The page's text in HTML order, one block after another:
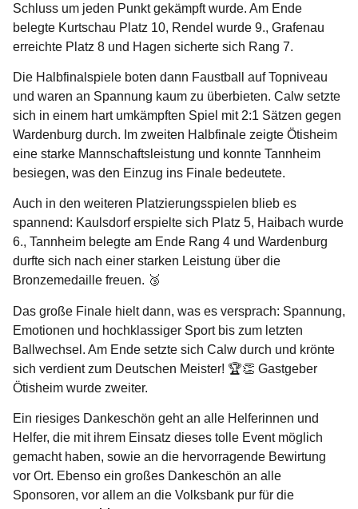
Schluss um jeden Punkt gekämpft wurde. Am Ende
belegte Kurtschau Platz 10, Rendel wurde 9., Grafenau
erreichte Platz 8 und Hagen sicherte sich Rang 7.
Die Halbfinalspiele boten dann Faustball auf Topniveau
und waren an Spannung kaum zu überbieten. Calw setzte
sich in einem hart umkämpften Spiel mit 2:1 Sätzen gegen
Wardenburg durch. Im zweiten Halbfinale zeigte Ötisheim
eine starke Mannschaftsleistung und konnte Tannheim
besiegen, was den Einzug ins Finale bedeutete.
Auch in den weiteren Platzierungsspielen blieb es
spannend: Kaulsdorf erspielte sich Platz 5, Haibach wurde
6., Tannheim belegte am Ende Rang 4 und Wardenburg
durfte sich nach einer starken Leistung über die
Bronzemedaille freuen. 🥉
Das große Finale hielt dann, was es versprach: Spannung,
Emotionen und hochklassiger Sport bis zum letzten
Ballwechsel. Am Ende setzte sich Calw durch und krönte
sich verdient zum Deutschen Meister! 🏆👏 Gastgeber
Ötisheim wurde zweiter.
Ein riesiges Dankeschön geht an alle Helferinnen und
Helfer, die mit ihrem Einsatz dieses tolle Event möglich
gemacht haben, sowie an die hervorragende Bewirtung
vor Ort. Ebenso ein großes Dankeschön an alle
Sponsoren, vor allem an die Volksbank pur für die